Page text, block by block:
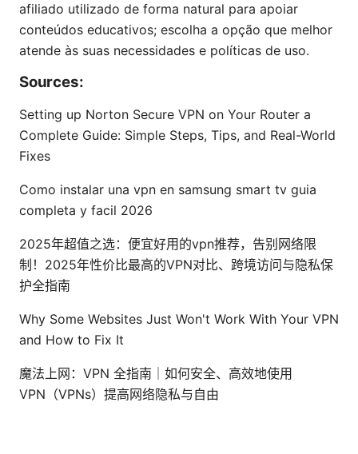
afiliado utilizado de forma natural para apoiar
conteúdos educativos; escolha a opção que melhor
atende às suas necessidades e políticas de uso.
Sources:
Setting up Norton Secure VPN on Your Router a
Complete Guide: Simple Steps, Tips, and Real-World
Fixes
Como instalar una vpn en samsung smart tv guia
completa y facil 2026
2025年超值之选：便宜好用的vpn推荐，告别网络限
制！2025年性价比最高的VPN对比、跨境访问与隐私保
护全指南
Why Some Websites Just Won't Work With Your VPN
and How to Fix It
魔法上网：VPN 全指南｜如何安全、高效地使用
VPN（VPNs）提高网络隐私与自由